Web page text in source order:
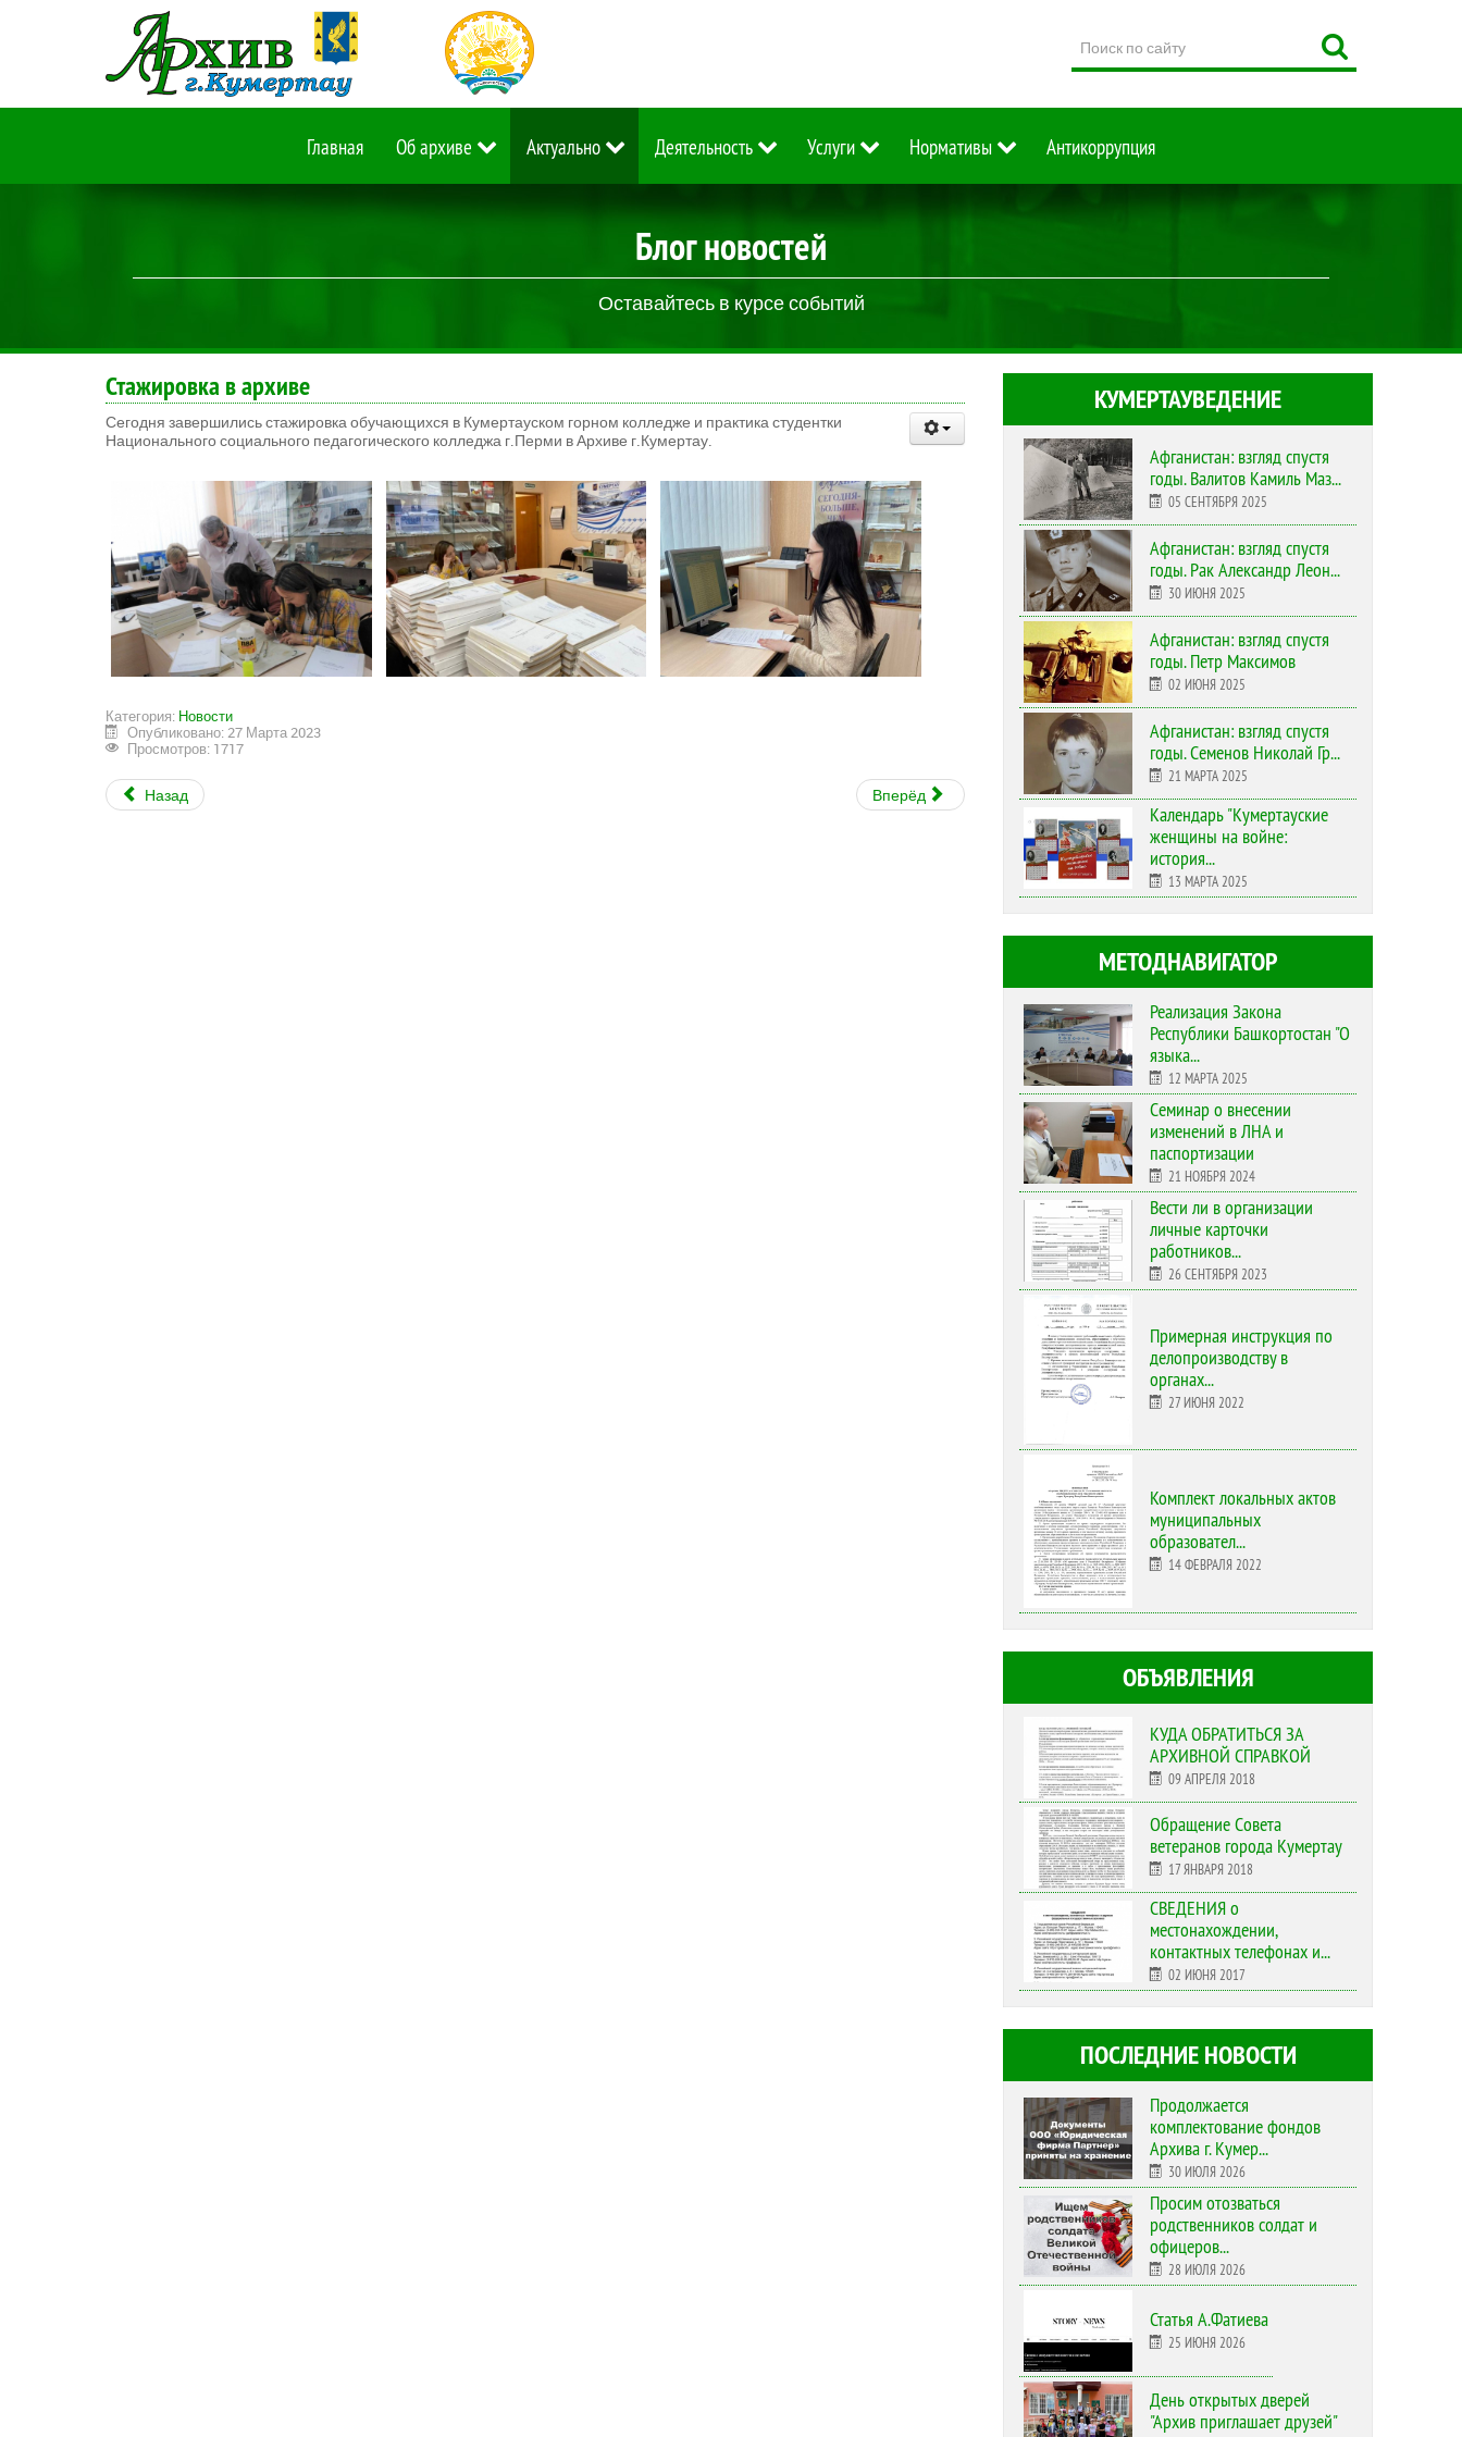
по
сайту
Главная Об архиве Актуально Деятельность Услуги Нормативы Антикоррупция
Блог новостей
Оставайтесь в курсе событий
Стажировка в архиве
Сегодня завершились стажировка обучающихся в Кумертауском горном колледже и практика студентки
Национального социального педагогического колледжа г.Перми в Архиве г.Кумертау.
Категория: Новости
Опубликовано: 27 Марта 2023
Просмотров: 1717
Назад Вперёд
КУМЕРТАУВЕДЕНИЕ
Афганистан: взгляд спустя
годы. Валитов Камиль Маз...
05 СЕНТЯБРЯ 2025
Афганистан: взгляд спустя
годы. Рак Александр Леон...
30 ИЮНЯ 2025
Афганистан: взгляд спустя
годы. Петр Максимов
02 ИЮНЯ 2025
Афганистан: взгляд спустя
годы. Семенов Николай Гр...
21 МАРТА 2025
Календарь "Кумертауские
женщины на войне:
история...
13 МАРТА 2025
МЕТОДНАВИГАТОР
Реализация Закона
Республики Башкортостан "О
языка...
12 МАРТА 2025
Cеминар о внесении
изменений в ЛНА и
паспортизации
21 НОЯБРЯ 2024
Вести ли в организации
личные карточки
работников...
26 СЕНТЯБРЯ 2023
Примерная инструкция по
делопроизводству в
органах...
27 ИЮНЯ 2022
Комплект локальных актов
муниципальных
образовател...
14 ФЕВРАЛЯ 2022
ОБЪЯВЛЕНИЯ
КУДА ОБРАТИТЬСЯ ЗА
АРХИВНОЙ СПРАВКОЙ
09 АПРЕЛЯ 2018
Обращение Совета
ветеранов города Кумертау
17 ЯНВАРЯ 2018
СВЕДЕНИЯ о
местонахождении,
контактных телефонах и...
02 ИЮНЯ 2017
ПОСЛЕДНИЕ НОВОСТИ
Продолжается
комплектование фондов
Архива г. Кумер...
30 ИЮЛЯ 2026
Просим отозваться
родственников солдат и
офицеров...
28 ИЮЛЯ 2026
Статья А.Фатиева
25 ИЮНЯ 2026
День открытых дверей
"Архив приглашает друзей"